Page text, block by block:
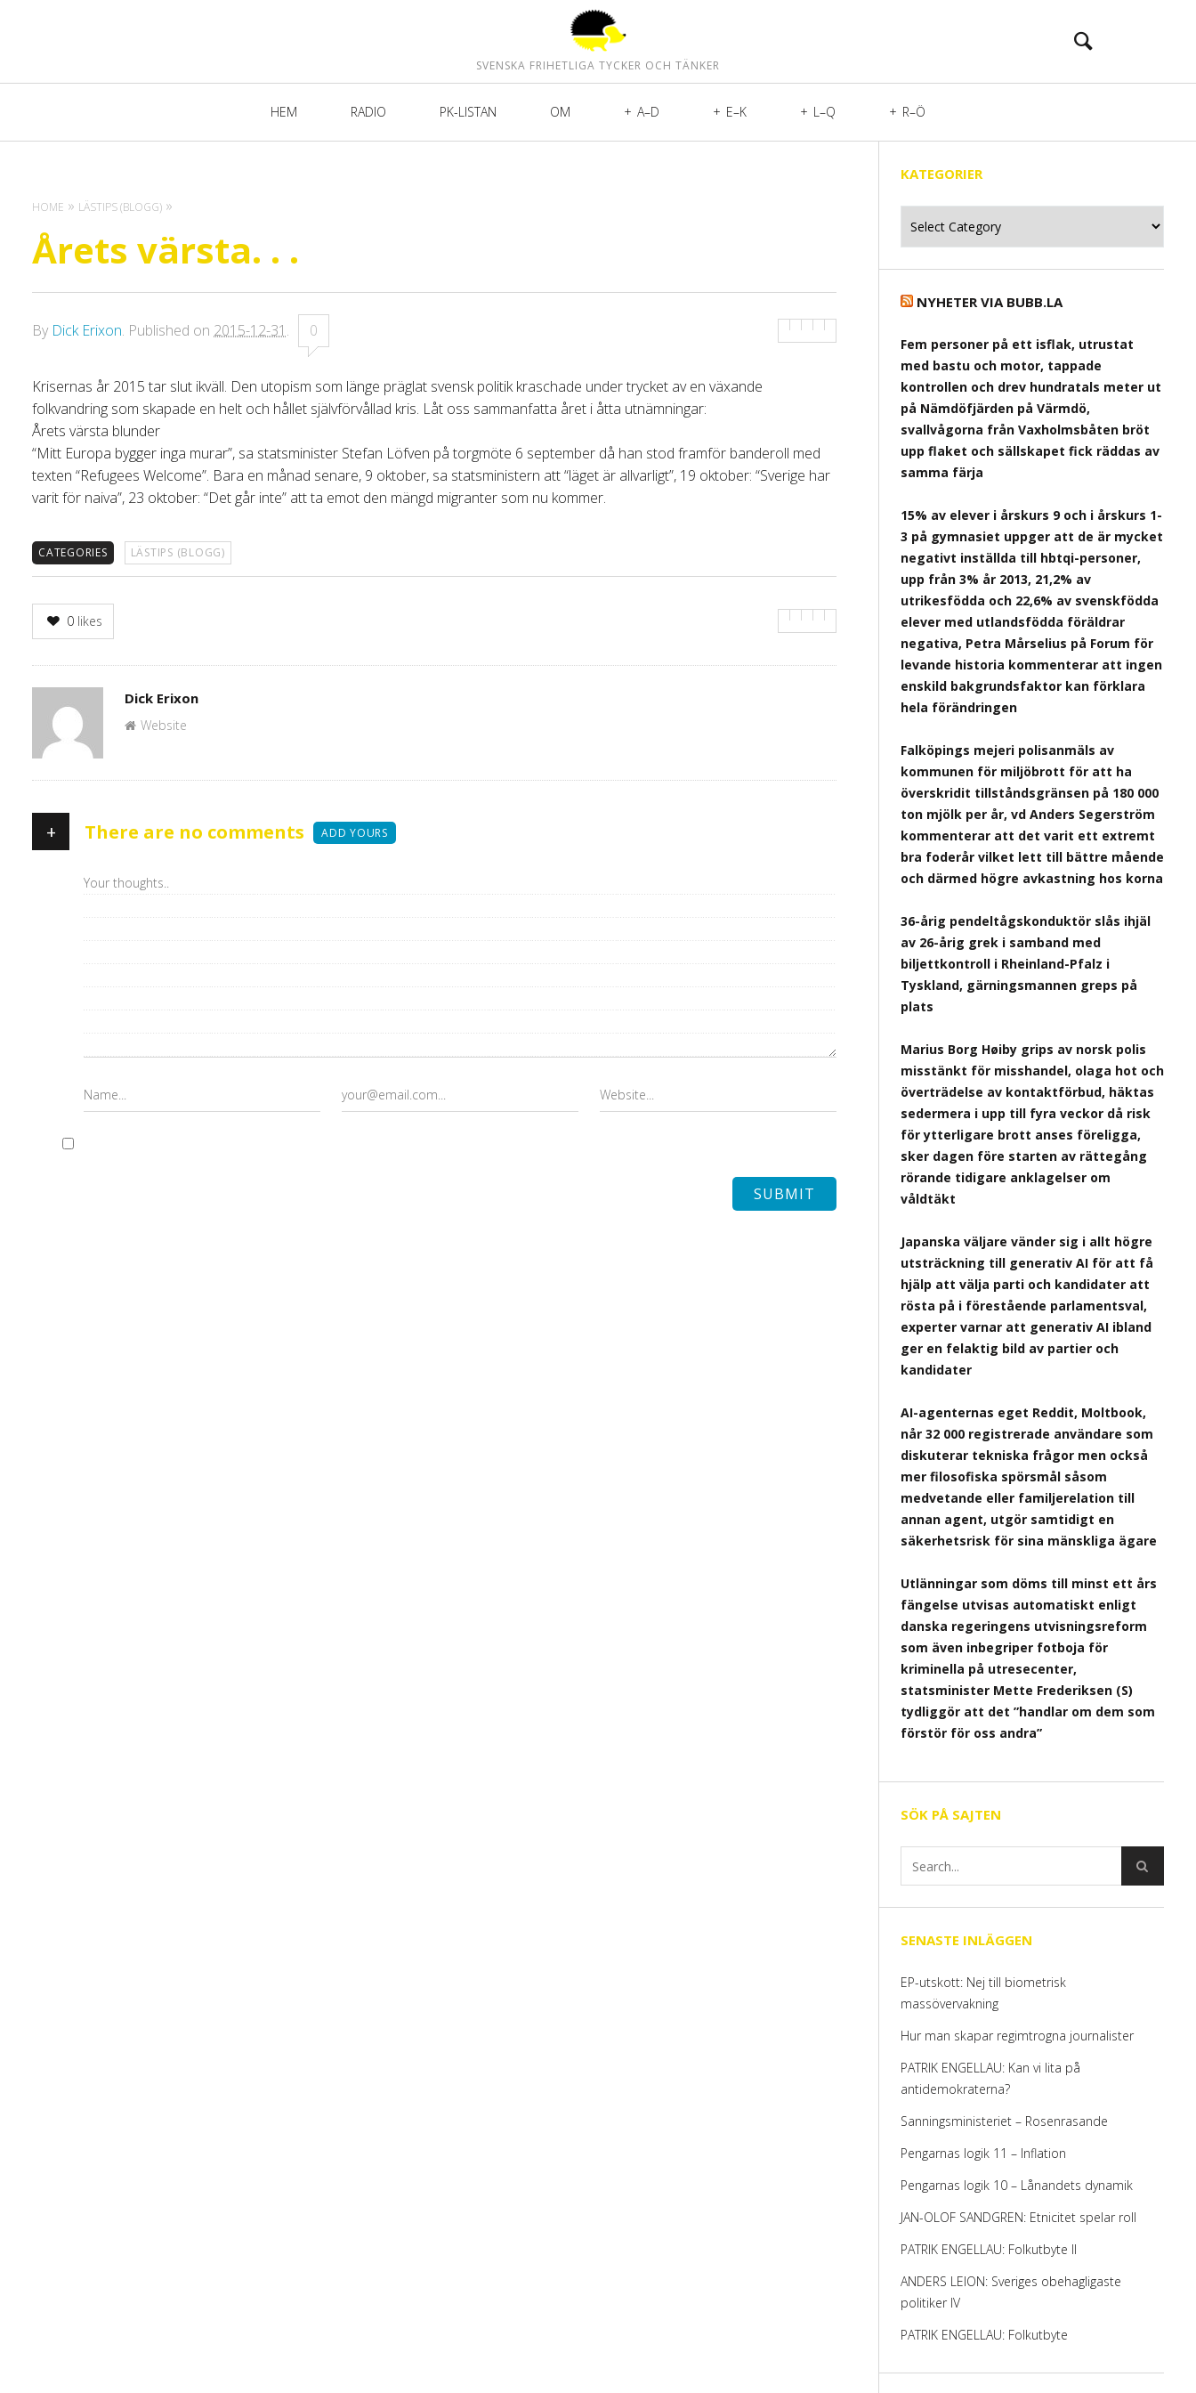
SVENSKA FRIHETLIGA TYCKER OCH TÄNKER
HEM RADIO PK-LISTAN OM A–D E–K L–Q R–Ö
HOME LÄSTIPS (BLOGG)
Årets värsta. . .
By Dick Erixon. Published on 2015-12-31 . 0
Krisernas år 2015 tar slut ikväll. Den utopism som länge präglat svensk politik kraschade under trycket av en växande
folkvandring som skapade en helt och hållet självförvållad kris. Låt oss sammanfatta året i åtta utnämningar:
Årets värsta blunder
“Mitt Europa bygger inga murar”, sa statsminister Stefan Löfven på torgmöte 6 september då han stod framför banderoll med
texten “Refugees Welcome”. Bara en månad senare, 9 oktober, sa statsministern att “läget är allvarligt”, 19 oktober: “Sverige har
varit för naiva”, 23 oktober: “Det går inte” att ta emot den mängd migranter som nu kommer.
CATEGORIES LÄSTIPS (BLOGG)
0 likes
Author
Dick Erixon
Website
+ There are no comments ADD YOURS
KATEGORIER
NYHETER VIA BUBB.LA
Fem personer på ett isflak, utrustat
med bastu och motor, tappade
kontrollen och drev hundratals meter ut
på Nämdöfjärden på Värmdö,
svallvågorna från Vaxholmsbåten bröt
upp flaket och sällskapet fick räddas av
samma färja
15% av elever i årskurs 9 och i årskurs 1-
3 på gymnasiet uppger att de är mycket
negativt inställda till hbtqi-personer,
upp från 3% år 2013, 21,2% av
utrikesfödda och 22,6% av svenskfödda
elever med utlandsfödda föräldrar
negativa, Petra Mårselius på Forum för
levande historia kommenterar att ingen
enskild bakgrundsfaktor kan förklara
hela förändringen
Falköpings mejeri polisanmäls av
kommunen för miljöbrott för att ha
överskridit tillståndsgränsen på 180 000
ton mjölk per år, vd Anders Segerström
kommenterar att det varit ett extremt
bra foderår vilket lett till bättre mående
och därmed högre avkastning hos korna
36-årig pendeltågskonduktör slås ihjäl
av 26-årig grek i samband med
biljettkontroll i Rheinland-Pfalz i
Tyskland, gärningsmannen greps på
plats
Marius Borg Høiby grips av norsk polis
misstänkt för misshandel, olaga hot och
överträdelse av kontaktförbud, häktas
sedermera i upp till fyra veckor då risk
för ytterligare brott anses föreligga,
sker dagen före starten av rättegång
rörande tidigare anklagelser om
våldtäkt
Japanska väljare vänder sig i allt högre
utsträckning till generativ AI för att få
hjälp att välja parti och kandidater att
rösta på i förestående parlamentsval,
experter varnar att generativ AI ibland
ger en felaktig bild av partier och
kandidater
AI-agenternas eget Reddit, Moltbook,
når 32 000 registrerade användare som
diskuterar tekniska frågor men också
mer filosofiska spörsmål såsom
medvetande eller familjerelation till
annan agent, utgör samtidigt en
säkerhetsrisk för sina mänskliga ägare
Utlänningar som döms till minst ett års
fängelse utvisas automatiskt enligt
danska regeringens utvisningsreform
som även inbegriper fotboja för
kriminella på utresecenter,
statsminister Mette Frederiksen (S)
tydliggör att det ”handlar om dem som
förstör för oss andra”
SÖK PÅ SAJTEN
SENASTE INLÄGGEN
EP-utskott: Nej till biometrisk
massövervakning
Hur man skapar regimtrogna journalister
PATRIK ENGELLAU: Kan vi lita på
antidemokraterna?
Sanningsministeriet – Rosenrasande
Pengarnas logik 11 – Inflation
Pengarnas logik 10 – Lånandets dynamik
JAN-OLOF SANDGREN: Etnicitet spelar roll
PATRIK ENGELLAU: Folkutbyte II
ANDERS LEION: Sveriges obehagligaste
politiker IV
PATRIK ENGELLAU: Folkutbyte